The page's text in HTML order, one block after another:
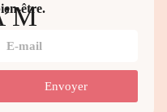
être.
Envoyer